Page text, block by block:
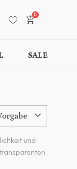
0
SALE
und